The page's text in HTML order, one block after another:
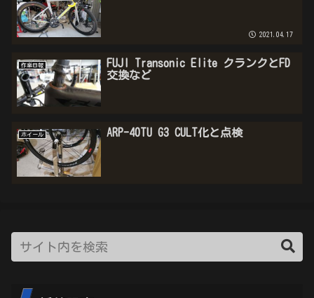
2021.04.17
作業日報
FUJI Transonic Elite クランクとFD
交換など
ホイール ARP-40TU G3 CULT化と点検